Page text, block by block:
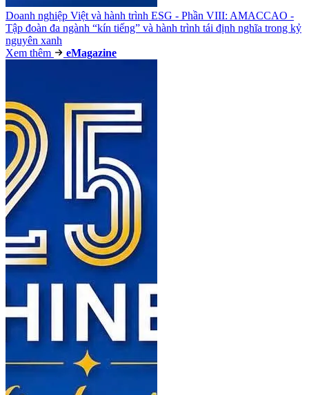
Doanh nghiệp Việt và hành trình ESG - Phần VIII: AMACCAO -
Tập đoàn đa ngành “kín tiếng” và hành trình tái định nghĩa trong kỷ
nguyên xanh
Xem thêm
eMagazine